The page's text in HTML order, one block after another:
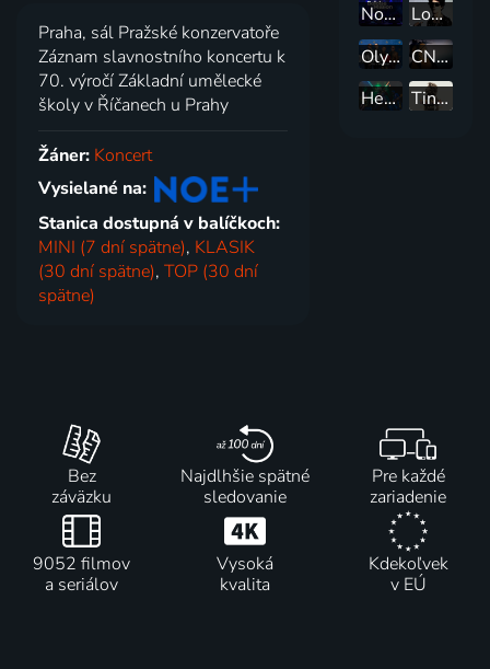
Praha, sál Pražské konzervatoře
Záznam slavnostního koncertu k
70. výročí Základní umělecké
školy v Říčanech u Prahy
Žáner: Koncert
Vysielané na:
Stanica dostupná v balíčkoch:
MINI (7 dní spätne), KLASIK
(30 dní spätne),TOP (30 dní
spätne)
Norah Jones v Basileji
Lou Reed: Bottom Line Club 1983
Olympic 60... vlak, co nikde nestaví
CNSO Studio Live - 30 let ČNSO
Hentai Corporation v Divadle pod lampou
Tina Turner ve Wembley
Bez
záväzku
Najdlhšie spätné
sledovanie
Pre každé
zariadenie
9052 filmov
a seriálov
Vysoká
kvalita
Kdekoľvek
v EÚ